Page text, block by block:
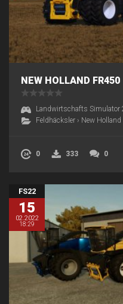
NEW HOLLAND FR450
Landwirtschafts Simulator
Feldhäcksler › New Holland
0 333 0
FS22
15
02.2022
18:29